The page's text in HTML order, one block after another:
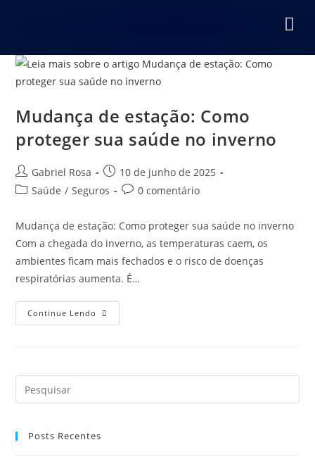
Mudança de estação: Como
proteger sua saúde no inverno
Gabriel Rosa
10 de junho de 2025
Saúde / Seguros 0 comentário
Mudança de estação: Como proteger sua saúde no inverno
Com a chegada do inverno, as temperaturas caem, os
ambientes ficam mais fechados e o risco de doenças
respiratórias aumenta. É…
Continue Lendo
Posts Recentes